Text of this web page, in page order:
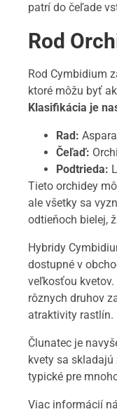
patrí do čeľade
Rod
Rod Cymbidium
ktoré môžu byť
Klasifikácia je
Rad:
Čeľaď:
Podtrieda:
Tieto orchidey
ale všetky sa
odtieňoch bielej,
Hybridy
dostupné v
veľkosťou
rôznych druhov
atraktivity rastlín.
Člunatec je
kvety sa
typické pre
Viac informácií